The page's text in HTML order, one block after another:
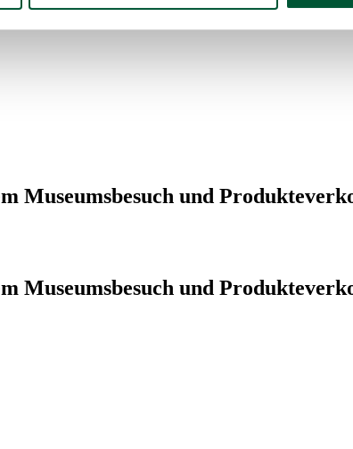
Museumsbesuch und
Museumsbesuch und